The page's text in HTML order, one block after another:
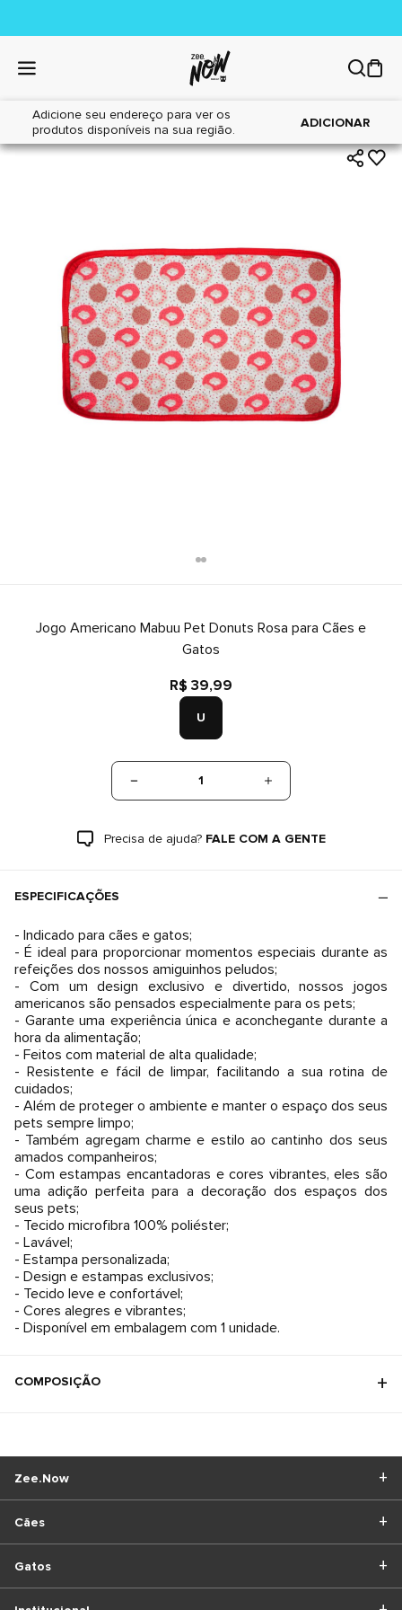
Adicione seu endereço para ver os
produtos disponíveis na sua região.
ADICIONAR
Home|Cães|Acessórios
Jogo Americano Mabuu Pet Donuts Rosa para Cães e
Gatos
R$ 39,99
U
1
Precisa de ajuda? FALE COM A GENTE
ESPECIFICAÇÕES
- Indicado para cães e gatos;
- É ideal para proporcionar momentos especiais durante as
refeições dos nossos amiguinhos peludos;
- Com um design exclusivo e divertido, nossos jogos
americanos são pensados especialmente para os pets;
- Garante uma experiência única e aconchegante durante a
hora da alimentação;
- Feitos com material de alta qualidade;
- Resistente e fácil de limpar, facilitando a sua rotina de
cuidados;
- Além de proteger o ambiente e manter o espaço dos seus
pets sempre limpo;
- Também agregam charme e estilo ao cantinho dos seus
amados companheiros;
- Com estampas encantadoras e cores vibrantes, eles são
uma adição perfeita para a decoração dos espaços dos
seus pets;
- Tecido microfibra 100% poliéster;
- Lavável;
- Estampa personalizada;
- Design e estampas exclusivos;
- Tecido leve e confortável;
- Cores alegres e vibrantes;
- Disponível em embalagem com 1 unidade.
COMPOSIÇÃO
Cães
Gatos
Zee.Now